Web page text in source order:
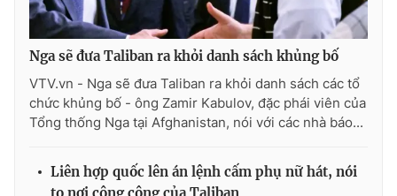
® Cấm sao chép dưới mọi hình thức nếu không có sự chấp
Nga sẽ đưa Taliban ra khỏi danh sách khủng bố
VTV.vn - Nga sẽ đưa Taliban ra khỏi danh sách các tổ
chức khủng bố - ông Zamir Kabulov, đặc phái viên của
Tổng thống Nga tại Afghanistan, nói với các nhà báo...
Liên hợp quốc lên án lệnh cấm phụ nữ hát, nói